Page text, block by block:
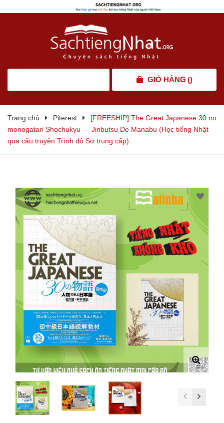
GIỎ HÀNG ()
Trang chủ Piterest
[FREESHIP] The Great Japanese 30 no
monogatari Shochukyu ― Jinbutsu De Manabu (Học tiếng Nhật
qua câu truyện Trình độ Sơ trung cấp)